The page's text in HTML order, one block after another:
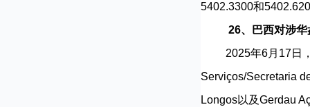
5402.3300和
26、巴西对涉
2025年6月17日，
Serviços/Secretaria
Longos以及Gerdau